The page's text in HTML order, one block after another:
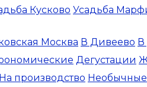
Кусково Усадьба
Москва В Дивеево В
Дегустации
На производство Необычные